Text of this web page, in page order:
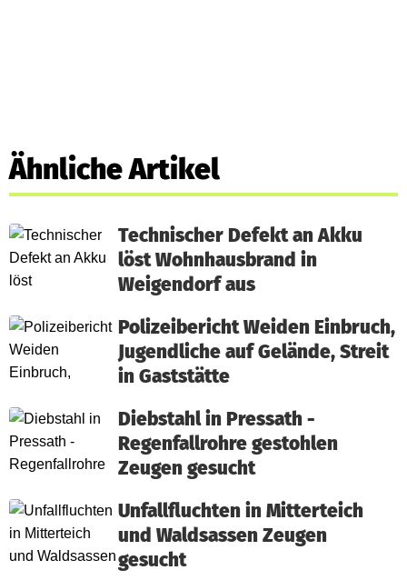
Ähnliche Artikel
Technischer Defekt an Akku
löst Wohnhausbrand in
Weigendorf aus
Polizeibericht Weiden Einbruch,
Jugendliche auf Gelände, Streit
in Gaststätte
Diebstahl in Pressath -
Regenfallrohre gestohlen
Zeugen gesucht
Unfallfluchten in Mitterteich
und Waldsassen Zeugen
gesucht